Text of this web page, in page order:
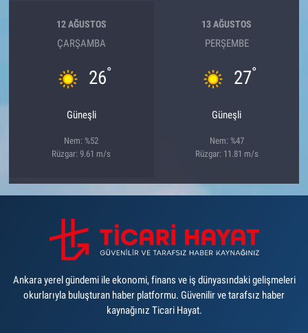
12 AĞUSTOS
ÇARŞAMBA
26°
Güneşli
Nem: %52
Rüzgar: 9.61 m/s
13 AĞUSTOS
PERŞEMBE
27°
Güneşli
Nem: %47
Rüzgar: 11.81 m/s
Ankara yerel gündemi ile ekonomi, finans ve iş dünyasındaki gelişmeleri
okurlarıyla buluşturan haber platformu. Güvenilir ve tarafsız haber
kaynağınız Ticari Hayat.